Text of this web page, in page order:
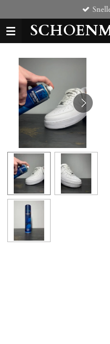
direct
naar
de